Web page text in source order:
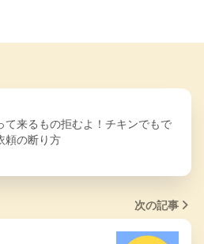
て来るもの拒むよ！チキンでもで
頼の断り方
次の記事